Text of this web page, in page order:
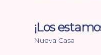
¡Los
Nueva Casa